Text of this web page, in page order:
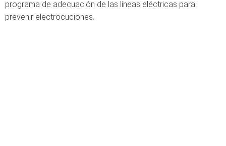
programa de adecuación de las líneas eléctricas para
prevenir electrocuciones.